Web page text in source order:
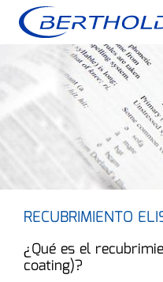
RECUBRIMIENTO
¿Qué es el
coating)?